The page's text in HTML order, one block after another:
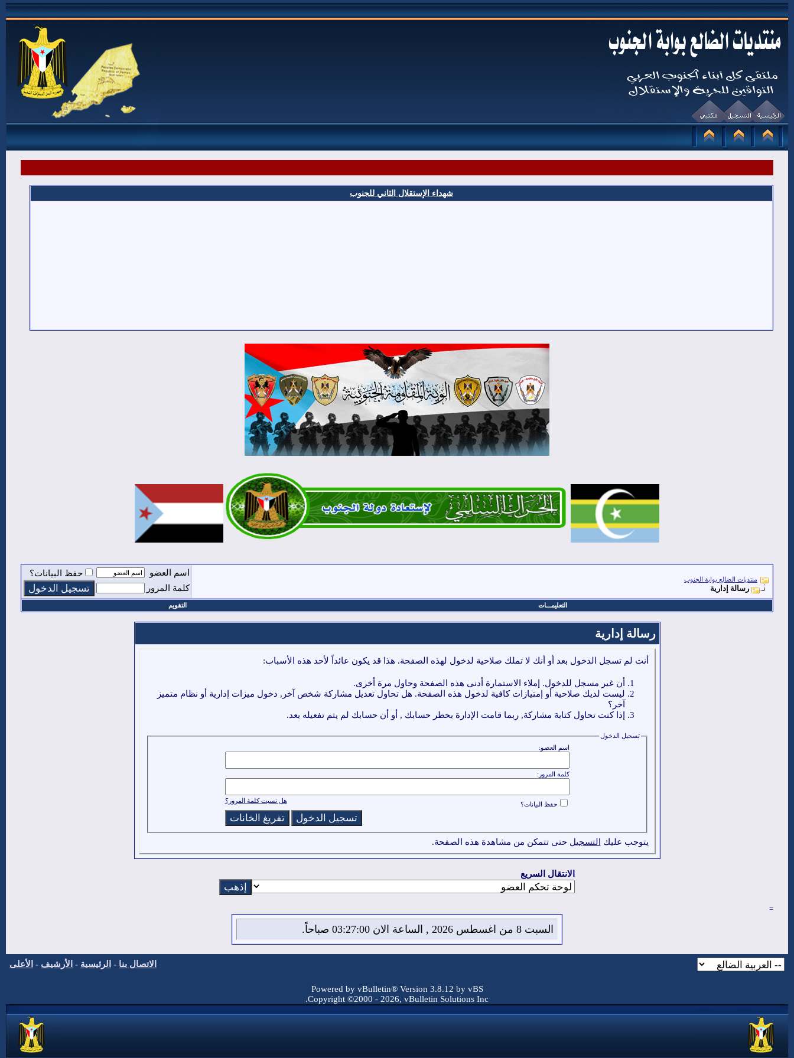
شهداء الإستقلال الثاني للجنوب
منتديات الضالع بوابة الجنوب
رسالة إدارية
اسم العضو
حفظ البيانات؟
كلمة المرور
التعليمـــات التقويم
رسالة إدارية
أنت لم تسجل الدخول بعد أو أنك لا تملك صلاحية لدخول لهذه الصفحة. هذا قد يكون عائداً لأحد هذه الأسباب:
أن غير مسجل للدخول. إملاء الاستمارة أدنى هذه الصفحة وحاول مرة أخرى.
ليست لديك صلاحية أو إمتيازات كافية لدخول هذه الصفحة. هل تحاول تعديل مشاركة شخص آخر, دخول ميزات إدارية أو نظام متميز
آخر؟
إذا كنت تحاول كتابة مشاركة, ربما قامت الإدارة بحظر حسابك , أو أن حسابك لم يتم تفعيله بعد.
تسجيل الدخول
اسم العضو:
كلمة المرور:
هل نسيت كلمة المرور؟ حفظ البيانات؟
يتوجب عليك التسجيل حتى تتمكن من مشاهدة هذه الصفحة.
الانتقال السريع
=
السبت 8 من اغسطس 2026 , الساعة الان 03:27:00 صباحاً.
الاتصال بنا - الرئيسية - الأرشيف - الأعلى
Powered by vBulletin® Version 3.8.12 by vBS
Copyright ©2000 - 2026, vBulletin Solutions Inc.